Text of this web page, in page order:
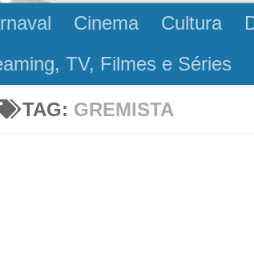
Cinema Cultura
TV, Filmes e Séries
TAG: GREMISTA